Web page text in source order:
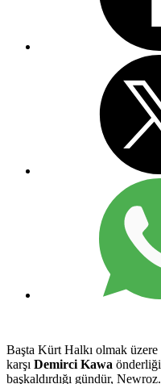
Başta Kürt Halkı olmak
karşı Demirci Kawa
başkaldırdığı gündür,